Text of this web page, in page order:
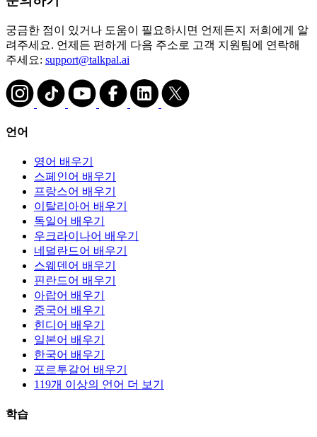
궁금한 점이 있거나 도움이 필요하시면 언제든지 저희에게 알
려주세요. 언제든 편하게 다음 주소로 고객 지원팀에 연락해
주세요: support@talkpal.ai
언어
영어 배우기
스페인어 배우기
프랑스어 배우기
이탈리아어 배우기
독일어 배우기
우크라이나어 배우기
네덜란드어 배우기
스웨덴어 배우기
핀란드어 배우기
아랍어 배우기
중국어 배우기
힌디어 배우기
일본어 배우기
한국어 배우기
포르투갈어 배우기
119개 이상의 언어 더 보기
학습